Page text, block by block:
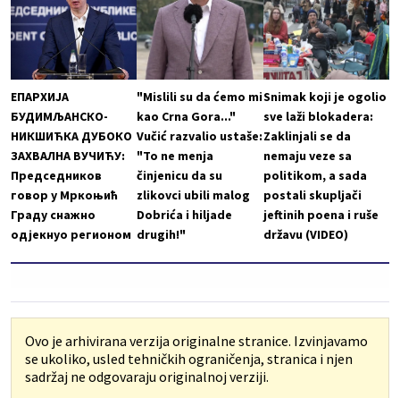
ЕПАРХИЈА
БУДИМЉАНСКО-
НИКШИЋКА ДУБОКО
ЗАХВАЛНА ВУЧИЋУ:
Председников
говор у Мркоњић
Граду снажно
одјекнуо регионом
"Mislili su da ćemo mi
kao Crna Gora..."
Vučić razvalio ustaše:
"To ne menja
činjenicu da su
zlikovci ubili malog
Dobrića i hiljade
drugih!"
Snimak koji je ogolio
sve laži blokadera:
Zaklinjali se da
nemaju veze sa
politikom, a sada
postali skupljači
jeftinih poena i ruše
državu (VIDEO)
Ovo je arhivirana verzija originalne stranice. Izvinjavamo
se ukoliko, usled tehničkih ograničenja, stranica i njen
sadržaj ne odgovaraju originalnoj verziji.